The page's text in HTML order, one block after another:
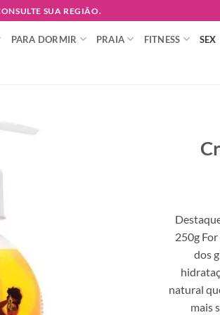
SUA REGIÃO.
PARA DORMIR PRAIA FITNESS SEX
250g
dos
natural
mais